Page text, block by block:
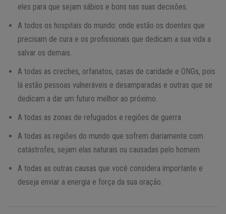
eles para que sejam sábios e bons nas suas decisões.
A todos os hospitais do mundo: onde estão os doentes que
precisam de cura e os profissionais que dedicam a sua vida a
salvar os demais.
A todas as creches, orfanatos, casas de caridade e ONGs, pois
lá estão pessoas vulneráveis e desamparadas e outras que se
dedicam a dar um futuro melhor ao próximo.
A todas as zonas de refugiados e regiões de guerra
A todas as regiões do mundo que sofrem diariamente com
catástrofes, sejam elas naturais ou causadas pelo homem
A todas as outras causas que você considera importante e
deseja enviar a energia e força da sua oração.